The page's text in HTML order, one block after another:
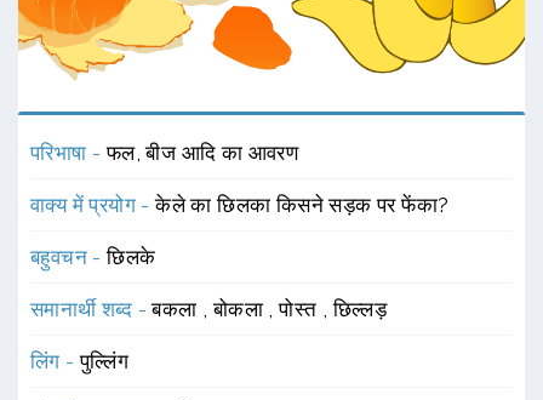
परिभाषा -फल, बीज आदि का आवरण
वाक्य में प्रयोग -केले का छिलका किसने सड़क पर फेंका?
बहुवचन -छिलके
समानार्थी शब्द -बकला ,बोकला ,पोस्त ,छिल्लड़
लिंग -पुल्लिंग